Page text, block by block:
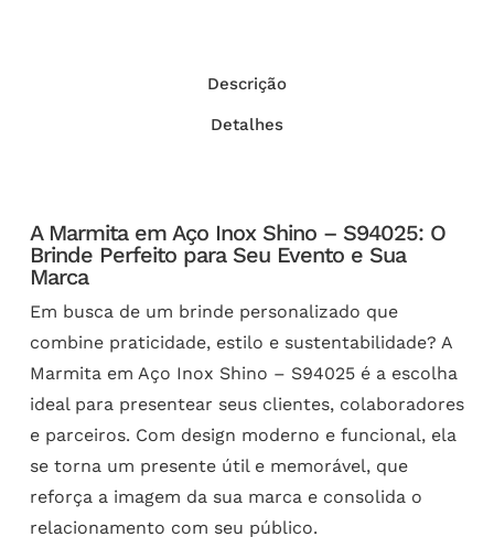
Descrição
Detalhes
A Marmita em Aço Inox Shino – S94025: O
Brinde Perfeito para Seu Evento e Sua
Marca
Em busca de um brinde personalizado que
combine praticidade, estilo e sustentabilidade? A
Marmita em Aço Inox Shino – S94025 é a escolha
ideal para presentear seus clientes, colaboradores
e parceiros. Com design moderno e funcional, ela
se torna um presente útil e memorável, que
reforça a imagem da sua marca e consolida o
relacionamento com seu público.